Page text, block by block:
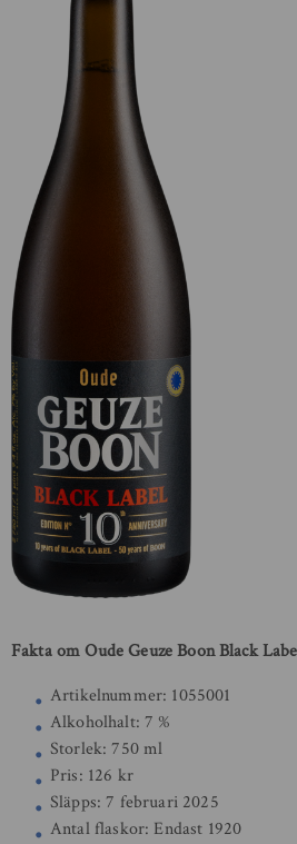
Fakta om Oude Geuze Boon Black
Artikelnummer: 1055001
Alkoholhalt: 7 %
Storlek: 750 ml
Pris: 126 kr
Släpps: 7 februari 2025
Antal flaskor: Endast 1920